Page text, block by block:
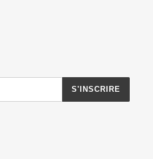
S'INSCRIRE